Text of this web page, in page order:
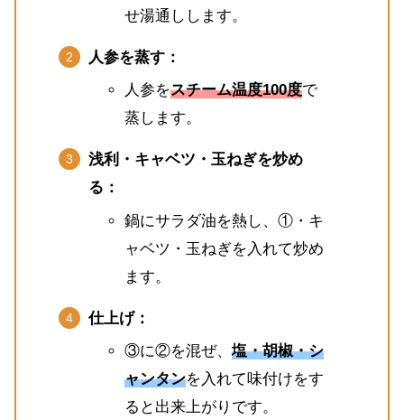
せ湯通しします。
人参を蒸す：
人参をスチーム温度100度で
蒸します。
浅利・キャベツ・玉ねぎを炒め
る：
鍋にサラダ油を熱し、①・キ
ャベツ・玉ねぎを入れて炒め
ます。
仕上げ：
③に②を混ぜ、 塩・胡椒・シ
ャンタンを入れて味付けをす
ると出来上がりです。